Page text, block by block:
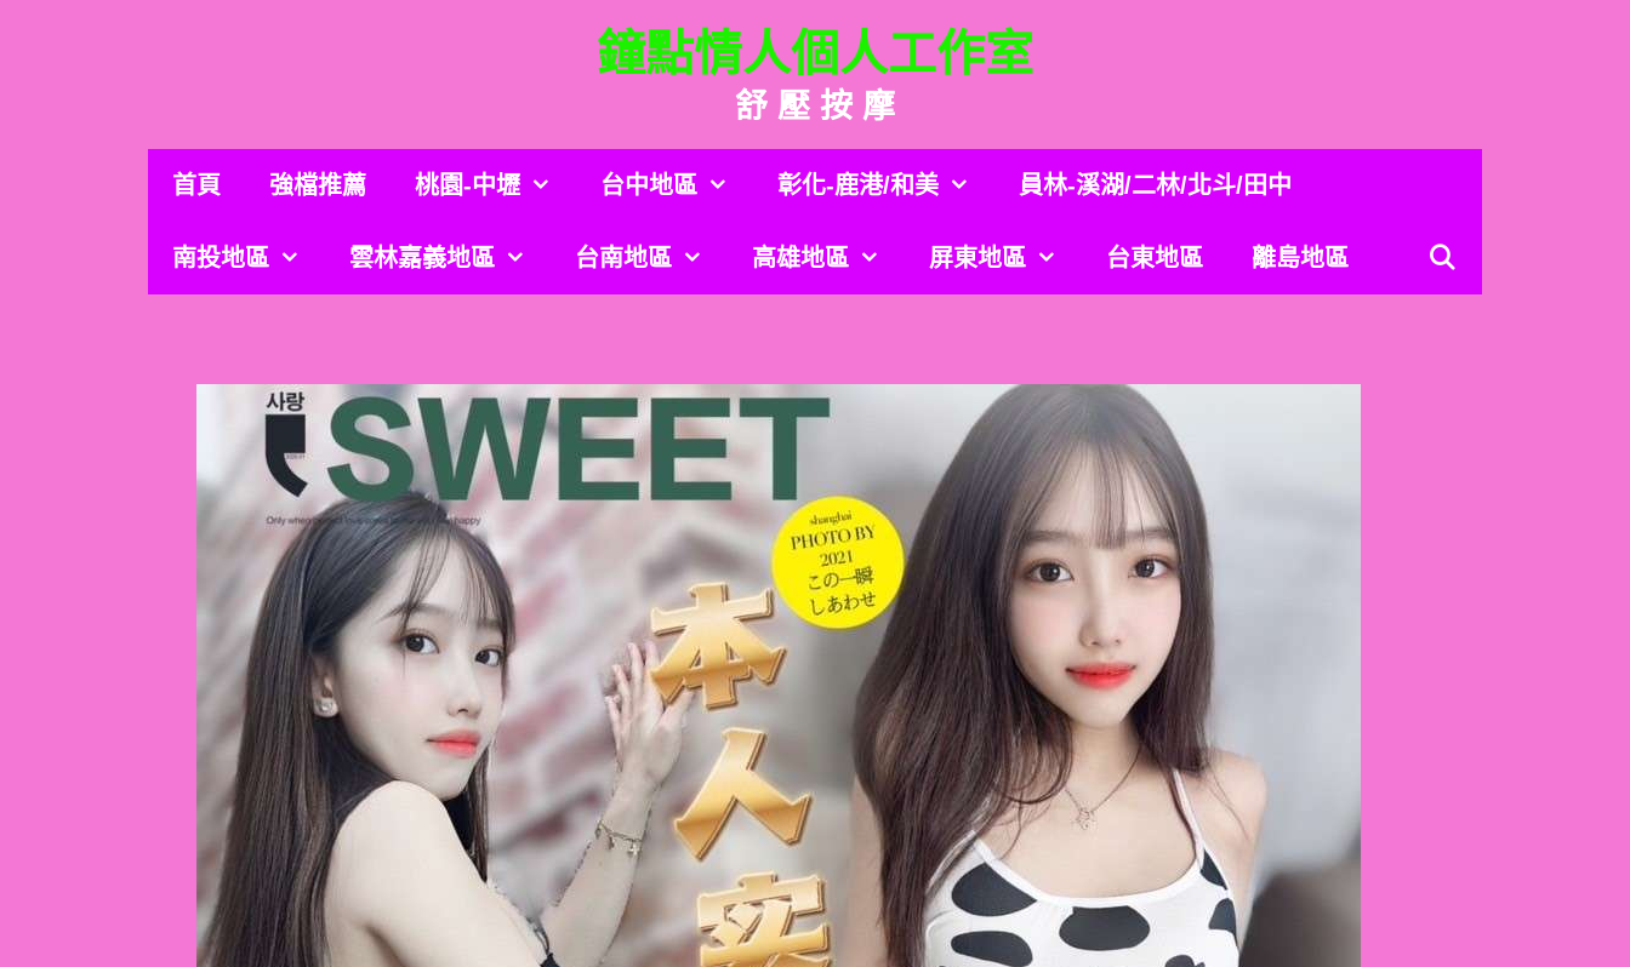
鐘點情人個人工作室
舒 壓 按 摩
首頁 強檔推薦 桃園-中壢 台中地區 彰化-鹿港/和美 員林-溪湖/二林/北斗/田中
南投地區 雲林嘉義地區 台南地區 高雄地區 屏東地區 台東地區 離島地區